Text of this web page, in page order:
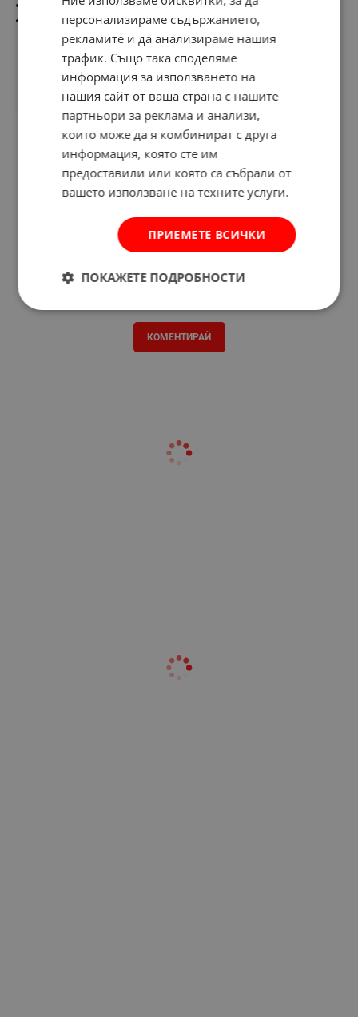
Степен на защита от прах и вода: IP 20
Цвят: бежов
КОМЕНТИРАЙ
персонализираме съдържанието,
рекламите и да анализираме нашия
трафик. Също така споделяме
информация за използването на
нашия сайт от ваша страна с нашите
партньори за реклама и анализи,
които може да я комбинират с друга
информация, която сте им
предоставили или която са събрали от
вашето използване на техните услуги.
ПРИЕМЕТЕ ВСИЧКИ
ПОКАЖЕТЕ ПОДРОБНОСТИ